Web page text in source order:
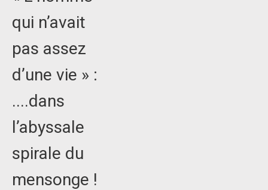
qui n’avait
pas assez
d’une vie » :
....dans
l’abyssale
spirale du
mensonge !